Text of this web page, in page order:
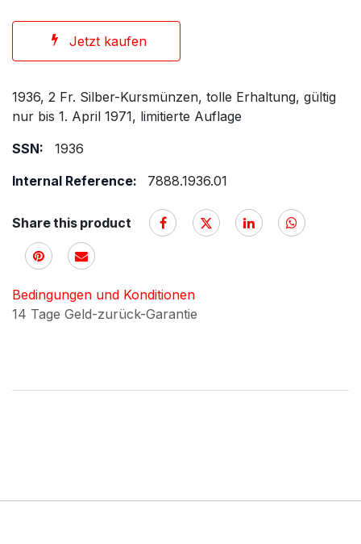
Jetzt kaufen
1936, 2 Fr. Silber-Kursmünzen, tolle Erhaltung, gültig
nur bis 1. April 1971, limitierte Auflage
SSN:
1936
Internal Reference:
7888.1936.01
Share this product
Bedingungen und Konditionen
14 Tage Geld-zurück-Garantie